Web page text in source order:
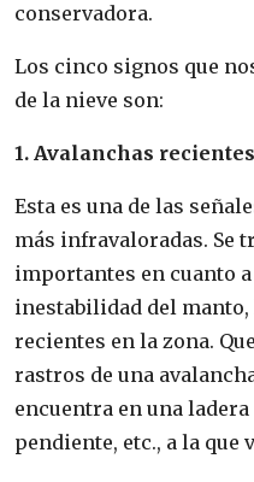
conservadora.
Los cinco signos que
de la nieve son:
1. Avalanchas recientes
Esta es una de las
más infravaloradas. Se
importantes en cuanto
inestabilidad del
recientes en la zona.
rastros de una
encuentra en una
pendiente, etc., a la